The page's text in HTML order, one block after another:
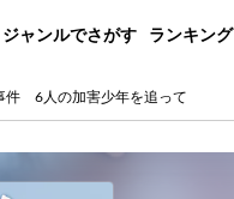
ジャンルでさがす ランキング
件 6人の加害少年を追って